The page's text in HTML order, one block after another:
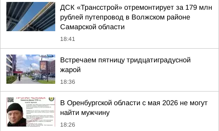
ДСК «Трансстрой» отремонтирует за 179 млн
рублей путепровод в Волжском районе
Самарской области
18:41
Встречаем пятницу тридцатиградусной
жарой
18:36
В Оренбургской области с мая 2026 не могут
найти мужчину
18:26